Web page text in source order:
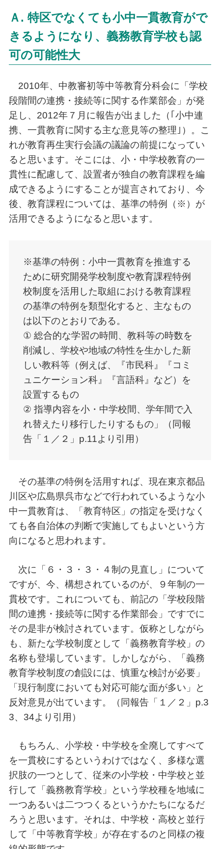
Ａ. 特区でなくても小中一貫教育がで
きるようになり、義務教育学校も認
可の可能性大
2010年、中教審初等中等教育分科会に「学校
段階間の連携・接続等に関する作業部会」が発
足し、2012年７月に報告が出ました（｢小中連
携、一貫教育に関する主な意見等の整理｣）。こ
れが教育再生実行会議の議論の前提になってい
ると思います。そこには、小・中学校教育の一
貫性に配慮して、設置者が独自の教育課程を編
成できるようにすることが提言されており、今
後、教育課程については、基準の特例（※）が
活用できるようになると思います。
※基準の特例：小中一貫教育を推進する
ために研究開発学校制度や教育課程特例
校制度を活用した取組における教育課程
の基準の特例を類型化すると、主なもの
は以下のとおりである。
① 総合的な学習の時間、教科等の時数を
削減し、学校や地域の特性を生かした新
しい教科等（例えば、『市民科』『コミ
ュニケーション科』『言語科』など）を
設置するもの
② 指導内容を小・中学校間、学年間で入
れ替えたり移行したりするもの」（同報
告「１／２」p.11より引用）
その基準の特例を活用すれば、現在東京都品
川区や広島県呉市などで行われているような小
中一貫教育は、「教育特区」の指定を受けなく
ても各自治体の判断で実施してもよいという方
向になると思われます。
次に「６・３・３・４制の見直し」について
ですが、今、構想されているのが、９年制の一
貫校です。これについても、前記の「学校段階
間の連携・接続等に関する作業部会」ですでに
その是非が検討されています。仮称としながら
も、新たな学校制度として「義務教育学校」の
名称も登場しています。しかしながら、「義務
教育学校制度の創設には、慎重な検討が必要」
「現行制度においても対応可能な面が多い」と
反対意見が出ています。（同報告「１／２」p.3
3、34より引用）
もちろん、小学校・中学校を全廃してすべて
を一貫校にするというわけではなく、多様な選
択肢の一つとして、従来の小学校・中学校と並
行して「義務教育学校」という学校種を地域に
一つあるいは二つつくるというかたちになるだ
ろうと思います。それは、中学校・高校と並行
して「中等教育学校」が存在するのと同様の複